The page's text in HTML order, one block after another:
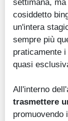
settimana,
cosiddetto
un'intera
sempre più
praticamente
quasi
All'interno
trasmettere
promuovendo